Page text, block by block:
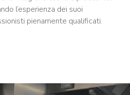
l’esperienza dei suoi
pienamente qualificati.